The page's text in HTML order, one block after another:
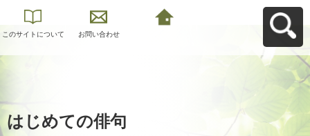
このサイトについて お問い合わせ
はじめての俳句